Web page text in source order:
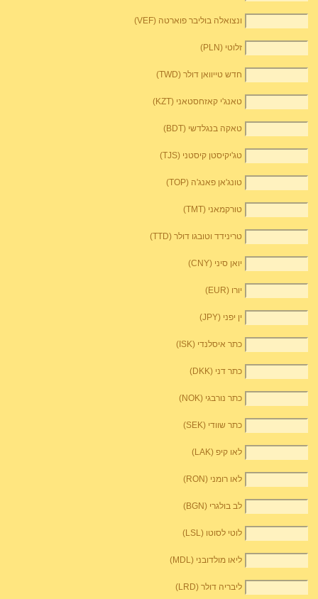
ונצואלה בוליבר פוארטה (VEF)
זלוטי (PLN)
חדש טייוואן דולר (TWD)
טאנג'י קאזחסטאני (KZT)
טאקה בנגלדשי (BDT)
טג'יקיסטן קיסטני (TJS)
טונג'אן פאנג'ה (TOP)
טורקמאני (TMT)
טרינידד וטובגו דולר (TTD)
יואן סיני (CNY)
יורו (EUR)
ין יפני (JPY)
כתר איסלנדי (ISK)
כתר דני (DKK)
כתר נורבגי (NOK)
כתר שוודי (SEK)
לאו קיפ (LAK)
לאו רומני (RON)
לב בולגרי (BGN)
לוטי לסוטו (LSL)
ליאו מולדובני (MDL)
ליבריה דולר (LRD)